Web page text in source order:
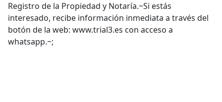
Registro de la Propiedad y Notaría.~Si estás
interesado, recibe información inmediata a través del
botón de la web: www.trial3.es con acceso a
whatsapp.~;